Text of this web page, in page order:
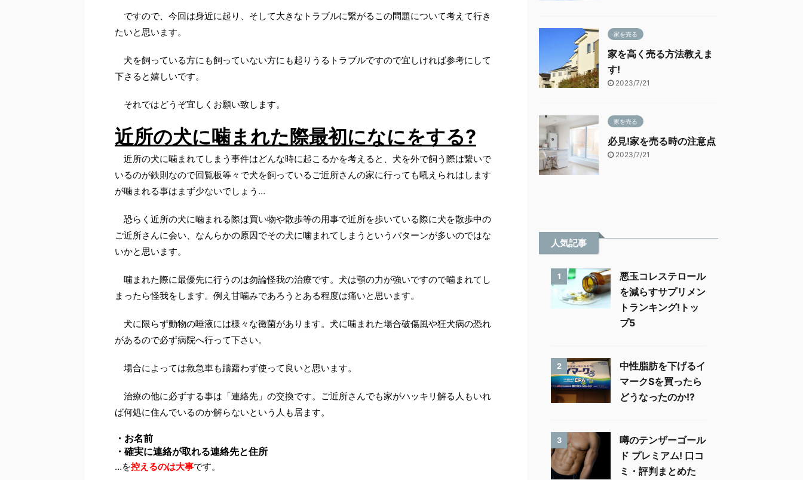
ですので、今回は身近に起り、そして大きなトラブルに繋がるこの問題について考えて行き
たいと思います。
犬を飼っている方にも飼っていない方にも起りうるトラブルですので宜しければ参考にして
下さると嬉しいです。
それではどうぞ宜しくお願い致します。
近所の犬に噛まれた際最初になにをする?
近所の犬に噛まれてしまう事件はどんな時に起こるかを考えると、犬を外で飼う際は繋いで
いるのが鉄則なので回覧板等々で犬を飼っているご近所さんの家に行っても吼えられはします
が噛まれる事はまず少ないでしょう…
恐らく近所の犬に噛まれる際は買い物や散歩等の用事で近所を歩いている際に犬を散歩中の
ご近所さんに会い、なんらかの原因でその犬に噛まれてしまうというパターンが多いのではな
いかと思います。
噛まれた際に最優先に行うのは勿論怪我の治療です。犬は顎の力が強いですので噛まれてし
まったら怪我をします。例え甘噛みであろうとある程度は痛いと思います。
犬に限らず動物の唾液には様々な黴菌があります。犬に噛まれた場合破傷風や狂犬病の恐れ
があるので必ず病院へ行って下さい。
場合によっては救急車も躊躇わず使って良いと思います。
治療の他に必ずする事は「連絡先」の交換です。ご近所さんでも家がハッキリ解る人もいれ
ば何処に住んでいるのか解らないという人も居ます。
・お名前
・確実に連絡が取れる連絡先と住所
…を控えるのは大事です。
家を売る
家を高く売る方法教えま
す!
2023/7/21
家を売る
必見!家を売る時の注意点
2023/7/21
人気記事
1
悪玉コレステロール
を減らすサプリメン
トランキング!トッ
プ5
2
中性脂肪を下げるイ
マークSを買ったら
どうなったのか!?
3
噂のテンザーゴール
ド プレミアム! 口コ
ミ・評判まとめた